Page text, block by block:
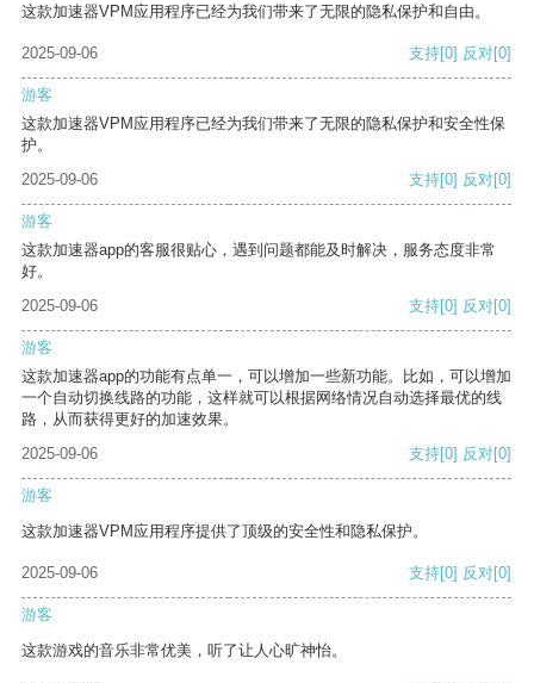
这款加速器VPM应用程序已经为我们带来了无限的隐私保护和自由。
2025-09-06 支持[0] 反对[0]
游客
这款加速器VPM应用程序已经为我们带来了无限的隐私保护和安全性保
护。
2025-09-06
支持[0] 反对[0]
游客
这款加速器app的客服很贴心，遇到问题都能及时解决，服务态度非常
好。
2025-09-06
支持[0] 反对[0]
游客
这款加速器app的功能有点单一，可以增加一些新功能。比如，可以增加
一个自动切换线路的功能，这样就可以根据网络情况自动选择最优的线
路，从而获得更好的加速效果。
2025-09-06
支持[0] 反对[0]
游客
这款加速器VPM应用程序提供了顶级的安全性和隐私保护。
2025-09-06 支持[0] 反对[0]
游客
这款游戏的音乐非常优美，听了让人心旷神怡。